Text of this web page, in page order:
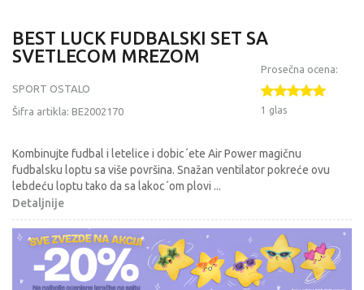
BEST LUCK FUDBALSKI SET SA
SVETLECOM MREZOM
SPORT OSTALO
Šifra artikla: BE2002170
Prosečna ocena:
1 glas
Kombinujte fudbal i letelice i dobic´ete Air Power magičnu
fudbalsku loptu sa više površina. Snažan ventilator pokreće ovu
lebdeću loptu tako da sa lakoc´om plovi ...
Detaljnije